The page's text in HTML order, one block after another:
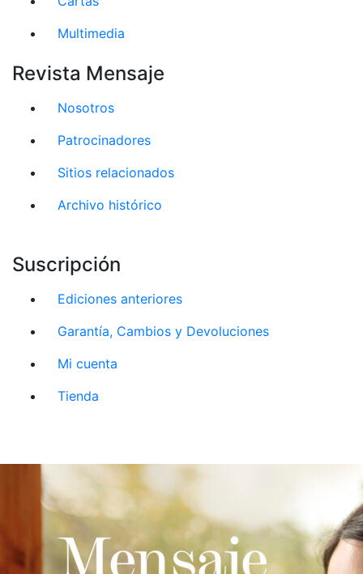
Multimedia
Revista Mensaje
Nosotros
Patrocinadores
Sitios relacionados
Archivo histórico
Suscripción
Ediciones anteriores
Garantía, Cambios y Devoluciones
Mi cuenta
Tienda